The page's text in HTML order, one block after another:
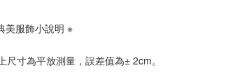
美服飾小說明 ※
寸為平放測量，誤差值為± 2cm。